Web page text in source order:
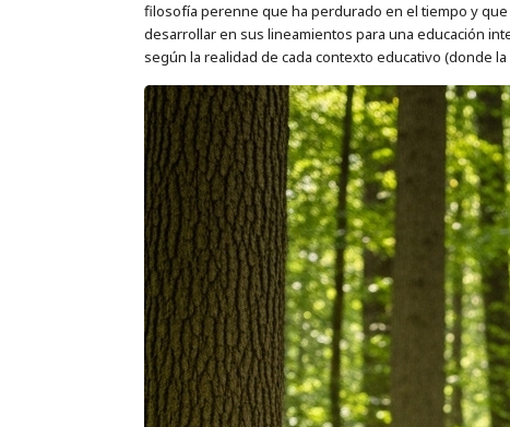
filosofía perenne que ha perdurado en el tiempo y
desarrollar en sus lineamientos para una educación
según la realidad de cada contexto educativo (donde